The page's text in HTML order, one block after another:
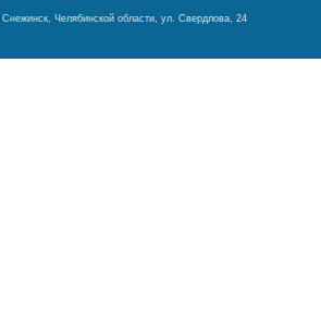
Челябинской области, ул. Свердлова, 24